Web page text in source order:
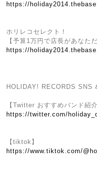
https://
ホリレコセレクト！
【予算1万円で店長があなた
https://
HOLIDAY! RECORDS SNS
【Twitter おすすめバンド紹介
https://twitter.com/
【tiktok】
https://www.tiktok.com/